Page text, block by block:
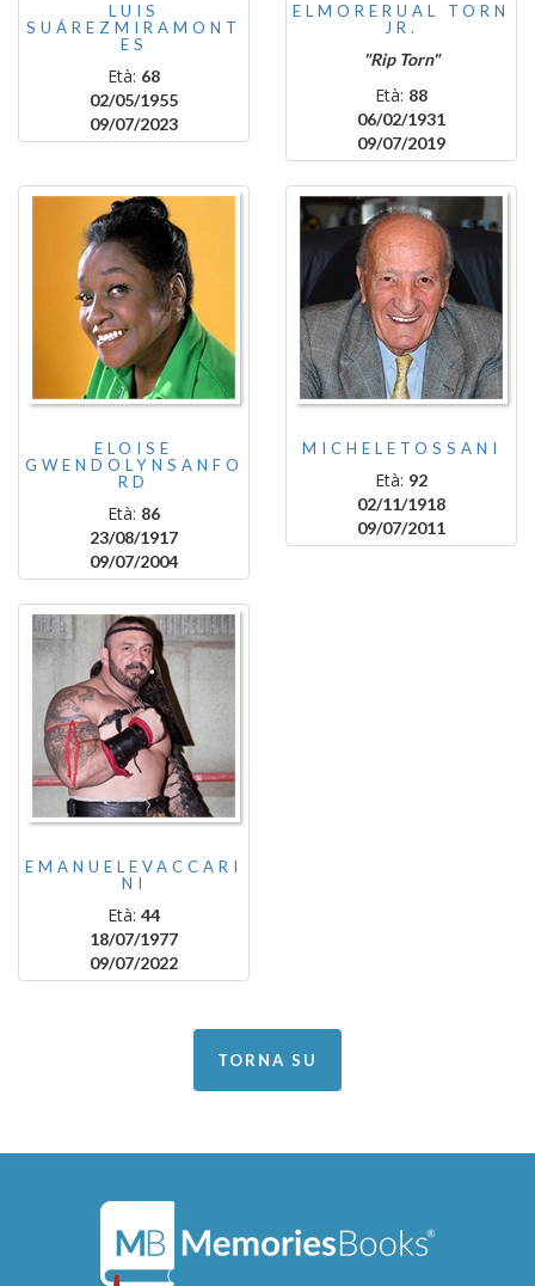
LUIS
SUÁREZMIRAMONT
ES
Età: 68
02/05/1955
09/07/2023
ELMORERUAL TORN
JR.
"Rip Torn"
Età: 88
06/02/1931
09/07/2019
ELOISE
GWENDOLYNSANFO
RD
Età: 86
23/08/1917
09/07/2004
MICHELETOSSANI
Età: 92
02/11/1918
09/07/2011
EMANUELEVACCARI
NI
Età: 44
18/07/1977
09/07/2022
TORNA SU